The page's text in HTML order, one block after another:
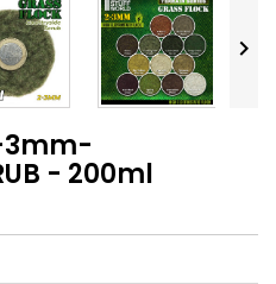

3mm-
- 200ml